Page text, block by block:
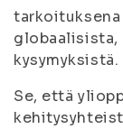
kysymyksistä.
Se, että